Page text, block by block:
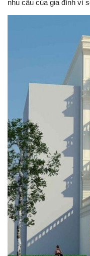
nhu cầu của gia đình vì